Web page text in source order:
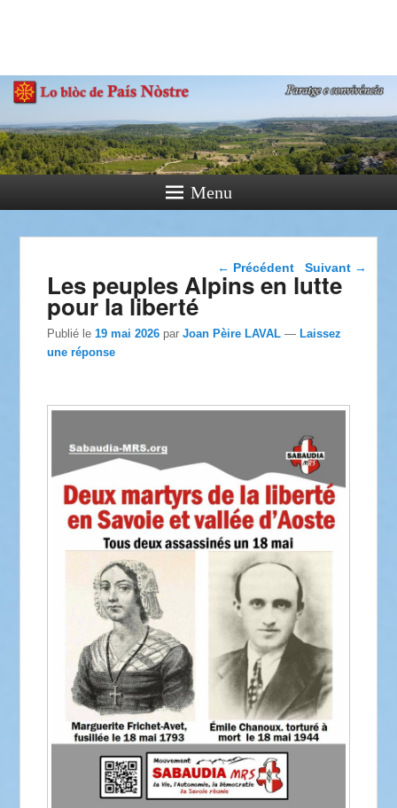
Paratge e Convivència
Menu
Navigation dans les
articles
← Précédent Suivant →
Les peuples Alpins en lutte
pour la liberté
Publié le19 mai 2026 parJoan Pèire LAVAL —Laissez
une réponse